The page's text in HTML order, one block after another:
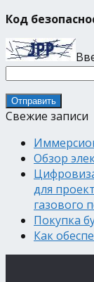
Код
Свежие записи
Обзор
для
газового
Покупка
Как